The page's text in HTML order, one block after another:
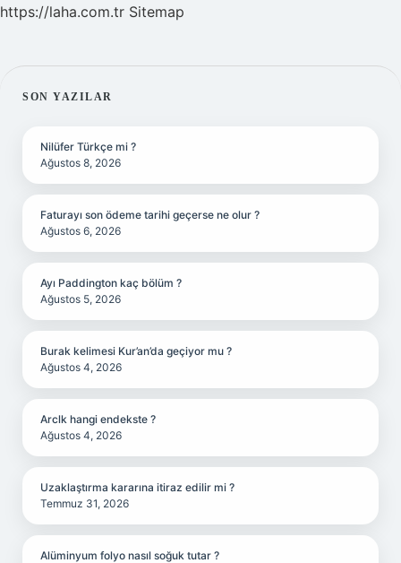
https://laha.com.tr Sitemap
SIDEBAR
SON YAZILAR
Nilüfer Türkçe mi ?
Ağustos 8, 2026
Faturayı son ödeme tarihi geçerse ne olur ?
Ağustos 6, 2026
Ayı Paddington kaç bölüm ?
Ağustos 5, 2026
Burak kelimesi Kur’an’da geçiyor mu ?
Ağustos 4, 2026
Arclk hangi endekste ?
Ağustos 4, 2026
Uzaklaştırma kararına itiraz edilir mi ?
Temmuz 31, 2026
Alüminyum folyo nasıl soğuk tutar ?